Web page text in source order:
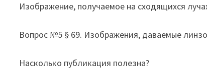
Изображение, получаемое на сходящихся
Вопрос №5 § 69. Изображения, даваемые
Насколько публикация полезна?